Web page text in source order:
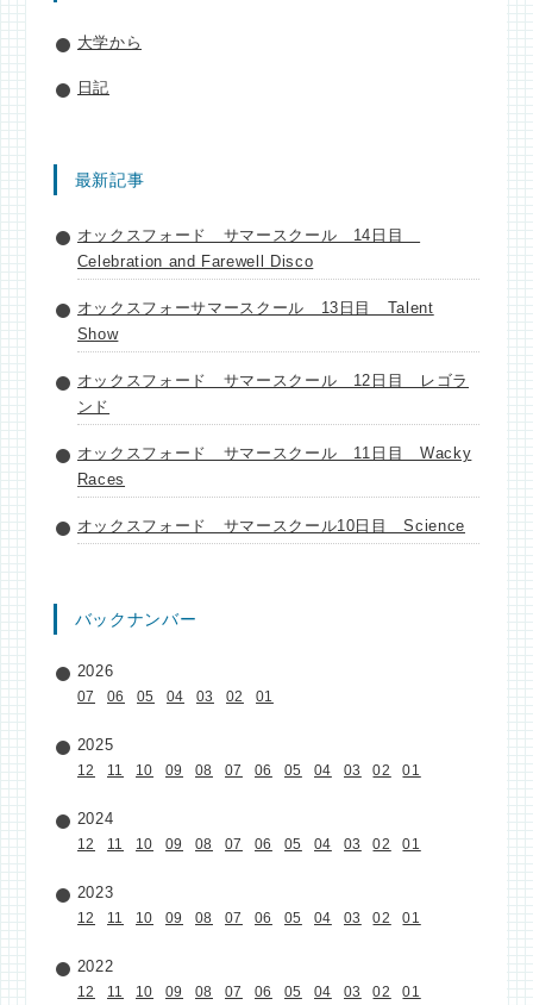
大学から
日記
最新記事
オックスフォード サマースクール 14日目
Celebration and Farewell Disco
オックスフォーサマースクール 13日目 Talent
Show
オックスフォード サマースクール 12日目 レゴラ
ンド
オックスフォード サマースクール 11日目 Wacky
Races
オックスフォード サマースクール10日目 Science
バックナンバー
2026
07 06 05 04 03 02 01
2025
12 11 10 09 08 07 06 05 04 03 02 01
2024
12 11 10 09 08 07 06 05 04 03 02 01
2023
12 11 10 09 08 07 06 05 04 03 02 01
2022
12 11 10 09 08 07 06 05 04 03 02 01